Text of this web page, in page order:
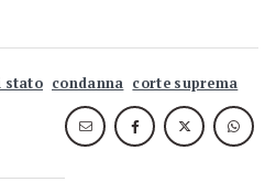
stato condanna corte suprema